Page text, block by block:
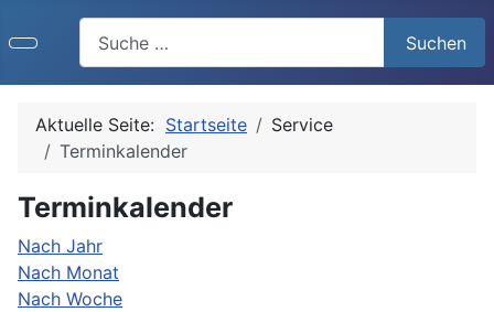
Suchen
Aktuelle Seite: Startseite
Service
Terminkalender
Terminkalender
Nach Jahr
Nach Monat
Nach Woche